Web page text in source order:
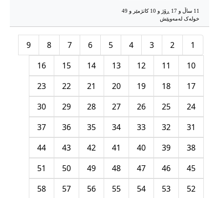
11 ساڵ و 17 ڕۆژ و 10 کاتژمێر و 49
خوله‌ک له‌مه‌وپێش‌
1
2
3
4
5
6
7
8
9
10
11
12
13
14
15
16
17
18
19
20
21
22
23
24
25
26
27
28
29
30
31
32
33
34
35
36
37
38
39
40
41
42
43
44
45
46
47
48
49
50
51
52
53
54
55
56
57
58